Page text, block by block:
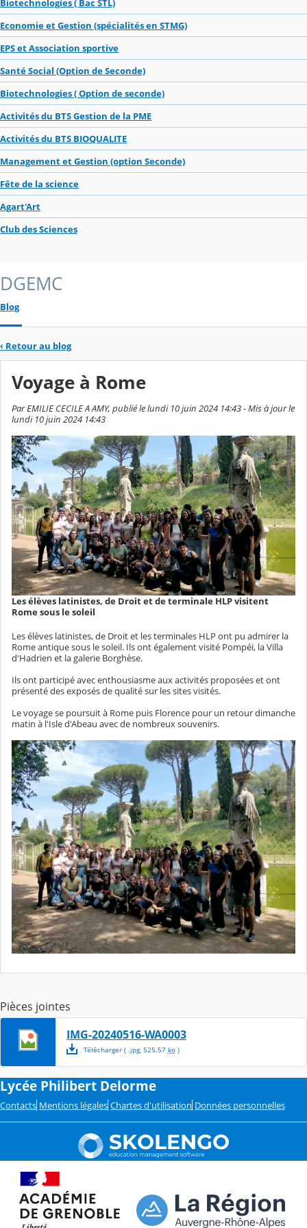
Economie et Gestion (spécialités en STMG)
EPS et Association sportive
Santé Social (Option de Seconde)
Biotechnologies ( Option de seconde)
Activités du BTS Gestion de la PME
Activités du BTS BIOQUALITE
Management et Gestion (option Seconde)
Fête de la science
Agart'Art
Club des Sciences
DGEMC
Blog
‹ Retour au blog
Voyage à Rome
Par EMILIE CECILE A AMY, publié le lundi 10 juin 2024 14:43 - Mis à jour le
lundi 10 juin 2024 14:43
Les élèves latinistes, de Droit et de terminale HLP visitent
Rome sous le soleil
Les élèves latinistes, de Droit et les terminales HLP ont pu admirer la
Rome antique sous le soleil. Ils ont également visité Pompéi, la Villa
d'Hadrien et la galerie Borghèse.
Ils ont participé avec enthousiasme aux activités proposées et ont
présenté des exposés de qualité sur les sites visités.
Le voyage se poursuit à Rome puis Florence pour un retour dimanche
matin à l'Isle d'Abeau avec de nombreux souvenirs.
Pièces jointes
IMG-20240516-WA0003
Télécharger( .jpg, 525.57 ko)
Lycée Philibert Delorme
Contacts Mentions légales Chartes d'utilisation Données personnelles